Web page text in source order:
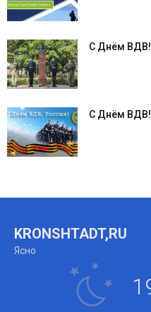
С Днём ВДВ!
С Днём ВДВ!
KRONSHTADT,RU
Ясно